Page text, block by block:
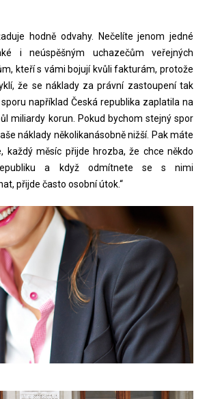
hodně odvahy. Nečelíte jenom jedné
i neúspěšným uchazečům veřejných
kteří s vámi bojují kvůli fakturám, protože
že se náklady za právní zastoupení tak
například Česká republika zaplatila na
miliardy korun. Pokud bychom stejný spor
náklady několikanásobně nižší. Pak máte
každý měsíc přijde hrozba, že chce někdo
a když odmítnete se s nimi
přijde často osobní útok.“